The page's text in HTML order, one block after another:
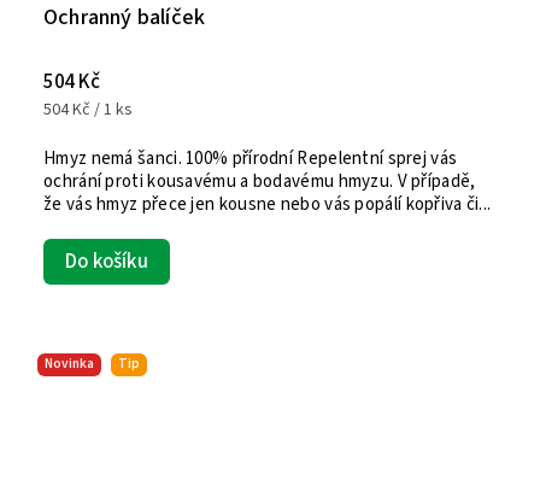
Ochranný balíček
504 Kč
504 Kč / 1 ks
Do košíku
Hmyz nemá šanci. 100% přírodní Repelentní sprej vás
ochrání proti kousavému a bodavému hmyzu. V případě,
že vás hmyz přece jen kousne nebo vás popálí kopřiva či...
Novinka Tip